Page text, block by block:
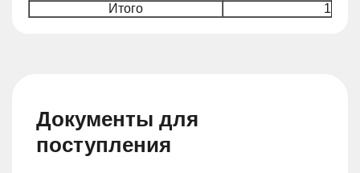
Итого
144
Документы для
поступления